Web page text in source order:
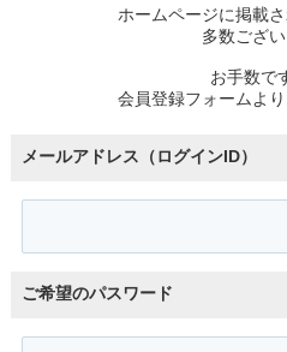
ホームページに掲載
多数ござい
お手数で
会員登録フォームより
メールアドレス（ログインID）
ご希望のパスワード